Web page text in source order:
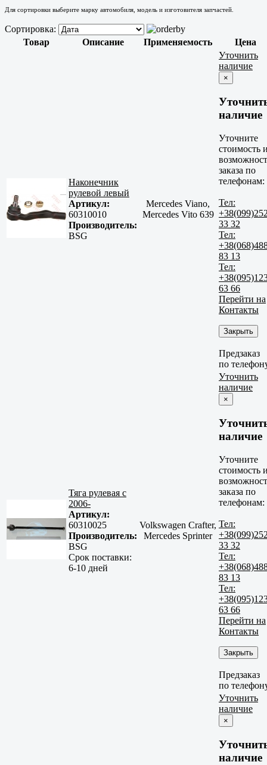
Для сортировки выберите марку автомобиля, модель и изготовителя запчастей.
Сортировка:
Товар
Описание Применяемость Цена
Наконечник
рулевой левый
Артикул:
60310010
Производитель:
BSG
Mercedes Viano,
Mercedes Vito 639
Уточнить
наличие
×
наличие
Уточните
стоимость
заказа по
телефонам:
Тел:
33 32
Тел:
83 13
Тел:
63 66
Перейти на
Контакты
Закрыть
Предзаказ
по
Тяга рулевая с
2006-
Артикул:
60310025
Производитель:
BSG
Срок поставки:
6-10 дней
Volkswagen Crafter,
Mercedes Sprinter
Уточнить
наличие
×
наличие
Уточните
стоимость
заказа по
телефонам:
Тел:
33 32
Тел:
83 13
Тел:
63 66
Перейти на
Контакты
Закрыть
Предзаказ
по
Уточнить
наличие
×
наличие